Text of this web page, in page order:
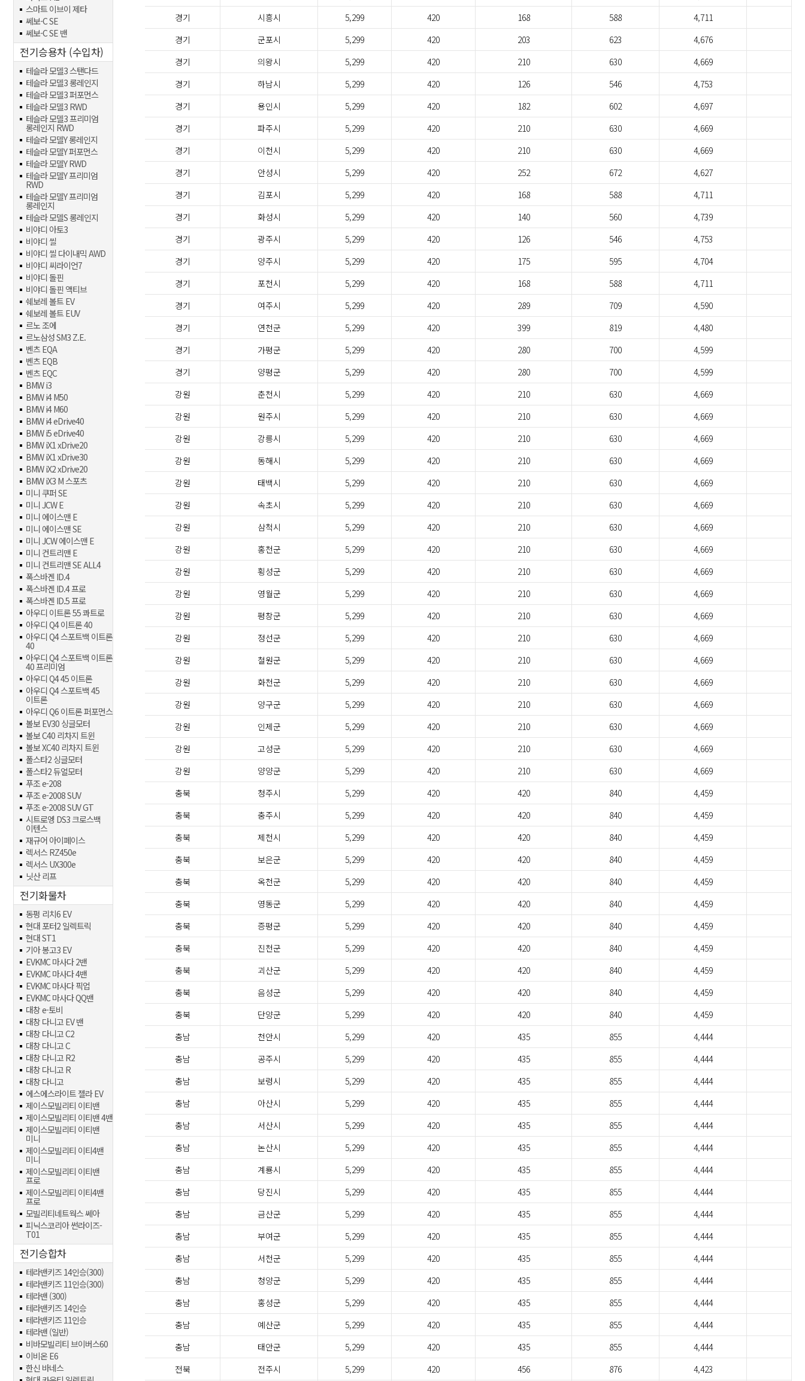
스마트 이브이 제타
쎄보-C SE
쎄보-C SE 밴
전기승용차 (수입차)
테슬라 모델3 스탠다드
테슬라 모델3 롱레인지
테슬라 모델3 퍼포먼스
테슬라 모델3 RWD
테슬라 모델3 프리미엄
롱레인지 RWD
테슬라 모델Y 롱레인지
테슬라 모델Y 퍼포먼스
테슬라 모델Y RWD
테슬라 모델Y 프리미엄
RWD
테슬라 모델Y 프리미엄
롱레인지
테슬라 모델S 롱레인지
비야디 아토3
비야디 씰
비야디 씰 다이내믹 AWD
비야디 씨라이언7
비야디 돌핀
비야디 돌핀 액티브
쉐보레 볼트 EV
쉐보레 볼트 EUV
르노 조에
르노삼성 SM3 Z.E.
벤츠 EQA
벤츠 EQB
벤츠 EQC
BMW i3
BMW i4 M50
BMW i4 M60
BMW i4 eDrive40
BMW i5 eDrive40
BMW iX1 xDrive20
BMW iX1 xDrive30
BMW iX2 xDrive20
BMW iX3 M 스포츠
미니 쿠퍼 SE
미니 JCW E
미니 에이스맨 E
미니 에이스맨 SE
미니 JCW 에이스맨 E
미니 컨트리맨 E
미니 컨트리맨 SE ALL4
폭스바겐 ID.4
폭스바겐 ID.4 프로
폭스바겐 ID.5 프로
아우디 이트론 55 콰트로
아우디 Q4 이트론 40
아우디 Q4 스포트백 이트론
40
아우디 Q4 스포트백 이트론
40 프리미엄
아우디 Q4 45 이트론
아우디 Q4 스포트백 45
이트론
아우디 Q6 이트론 퍼포먼스
볼보 EV30 싱글모터
볼보 C40 리차지 트윈
볼보 XC40 리차지 트윈
폴스타2 싱글모터
폴스타2 듀얼모터
푸조 e-208
푸조 e-2008 SUV
푸조 e-2008 SUV GT
시트로엥 DS3 크로스백
이텐스
재규어 아이페이스
렉서스 RZ450e
렉서스 UX300e
닛산 리프
전기화물차
동펑 리치6 EV
현대 포터2 일렉트릭
현대 ST1
기아 봉고3 EV
EVKMC 마사다 2밴
EVKMC 마사다 4밴
EVKMC 마사다 픽업
EVKMC 마사다 QQ밴
대창 e-토비
대창 다니고 EV 밴
대창 다니고 C2
대창 다니고 C
대창 다니고 R2
대창 다니고 R
대창 다니고
에스에스라이트 젤라 EV
제이스모빌리티 이티밴
제이스모빌리티 이티밴 4밴
제이스모빌리티 이티밴
미니
제이스모빌리티 이티4밴
미니
제이스모빌리티 이티밴
프로
제이스모빌리티 이티4밴
프로
모빌리티네트웍스 쎄아
피닉스코리아 썬라이즈-
T01
전기승합차
테라밴키즈 14인승(300)
테라밴키즈 11인승(300)
테라밴 (300)
테라밴키즈 14인승
테라밴키즈 11인승
테라밴 (일반)
비바모빌리티 브이버스60
이비온 E6
한신 바네스
경기
시흥시 5,299 420 168 588
4,711
경기
군포시 5,299 420 203 623
4,676
경기
의왕시 5,299 420 210 630
4,669
경기
하남시 5,299 420 126 546
4,753
경기
용인시 5,299 420 182 602
4,697
경기
파주시 5,299 420 210 630
4,669
경기
이천시 5,299 420 210 630
4,669
경기
안성시 5,299 420 252 672
4,627
경기
김포시 5,299 420 168 588
4,711
경기
화성시 5,299 420 140 560
4,739
경기
광주시 5,299 420 126 546
4,753
경기
양주시 5,299 420 175 595
4,704
경기
포천시 5,299 420 168 588
4,711
경기
여주시 5,299 420 289 709
4,590
경기
연천군 5,299 420 399 819
4,480
경기
가평군 5,299 420 280 700
4,599
경기
양평군 5,299 420 280 700
4,599
강원
춘천시 5,299 420 210 630
4,669
강원
원주시 5,299 420 210 630
4,669
강원
강릉시 5,299 420 210 630
4,669
강원
동해시 5,299 420 210 630
4,669
강원
태백시 5,299 420 210 630
4,669
강원
속초시 5,299 420 210 630
4,669
강원
삼척시 5,299 420 210 630
4,669
강원
홍천군 5,299 420 210 630
4,669
강원
횡성군 5,299 420 210 630
4,669
강원
영월군 5,299 420 210 630
4,669
강원
평창군 5,299 420 210 630
4,669
강원
정선군 5,299 420 210 630
4,669
강원
철원군 5,299 420 210 630
4,669
강원
화천군 5,299 420 210 630
4,669
강원
양구군 5,299 420 210 630
4,669
강원
인제군 5,299 420 210 630
4,669
강원
고성군 5,299 420 210 630
4,669
강원
양양군 5,299 420 210 630
4,669
충북
청주시 5,299 420 420 840
4,459
충북
충주시 5,299 420 420 840
4,459
충북
제천시 5,299 420 420 840
4,459
충북
보은군 5,299 420 420 840
4,459
충북
옥천군 5,299 420 420 840
4,459
충북
영동군 5,299 420 420 840
4,459
충북
증평군 5,299 420 420 840
4,459
충북
진천군 5,299 420 420 840
4,459
충북
괴산군 5,299 420 420 840
4,459
충북
음성군 5,299 420 420 840
4,459
충북
단양군 5,299 420 420 840
4,459
충남
천안시 5,299 420 435 855
4,444
충남
공주시 5,299 420 435 855
4,444
충남
보령시 5,299 420 435 855
4,444
충남
아산시 5,299 420 435 855
4,444
충남
서산시 5,299 420 435 855
4,444
충남
논산시 5,299 420 435 855
4,444
충남
계룡시 5,299 420 435 855
4,444
충남
당진시 5,299 420 435 855
4,444
충남
금산군 5,299 420 435 855
4,444
충남
부여군 5,299 420 435 855
4,444
충남
서천군 5,299 420 435 855
4,444
충남
청양군 5,299 420 435 855
4,444
충남
홍성군 5,299 420 435 855
4,444
충남
예산군 5,299 420 435 855
4,444
충남
태안군 5,299 420 435 855
4,444
전북
전주시 5,299 420 456 876 4,423